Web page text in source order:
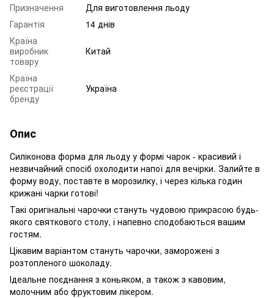
Призначення
Для виготовлення льоду
Гарантія
14 днів
Країна
виробник
товару
Китай
Країна
реєстрації
бренду
Україна
Опис
Силіконова форма для льоду у формі чарок - красивий і
незвичайний спосіб охолодити напої для вечірки. Залийте в
форму воду, поставте в морозилку, і через кілька годин
крижані чарки готові!
Такі оригінальні чарочки стануть чудовою прикрасою будь-
якого святкового столу, і напевно сподобаються вашим
гостям.
Цікавим варіантом стануть чарочки, заморожені з
розтопленого шоколаду.
Ідеальне поєднання з коньяком, а також з кавовим,
молочним або фруктовим лікером.